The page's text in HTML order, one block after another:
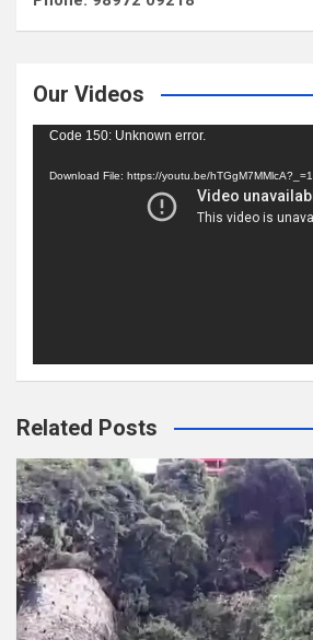
Our Videos
Video
Code 150: Unknown error.
Download File: https://youtu.be/hTGgM7MMlcA?_=1
Related Posts